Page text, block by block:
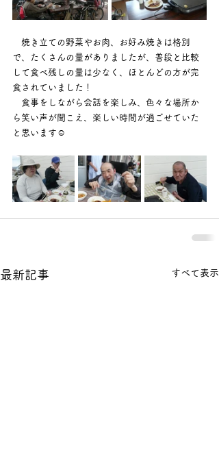
焼き立ての野菜やお肉、お好み焼きは格別
で、たくさんの量がありましたが、普段と比較
して食べ残しの量は少なく、ほとんどの方が完
食されていました！
食事をしながら会話を楽しみ、色々な場所か
ら笑い声が聞こえ、楽しい時間が過ごせていた
と思います☺
最新記事 すべて表示